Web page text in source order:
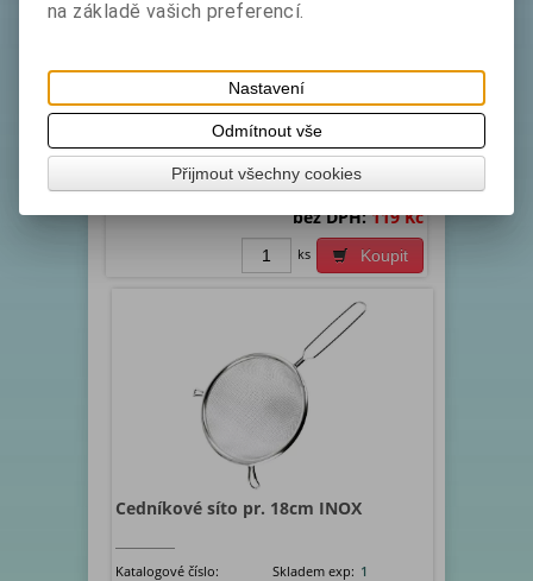
Cedníkové síto pr. 16cm INOX
1206018
Skladem exp:
Materiál: kvalitní nerez. Cedník jemný s rukojetí a
dvěma háčky dobře drží na hrnci. Možnost
zavěšení. Rozměry v cm : průměr 16 délka 31.
Vhodné d...
bez DPH: 119 Kč
Koupit
ks
Cedníkové síto pr. 18cm INOX
Katalogové číslo:
Skladem exp: 1
na základě vašich preferencí.
Nastavení
Odmítnout vše
Přijmout všechny cookies